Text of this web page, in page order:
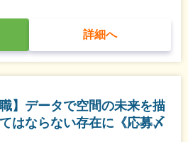
詳細へ
】データで空間の未来を描
はならない存在に《応募〆